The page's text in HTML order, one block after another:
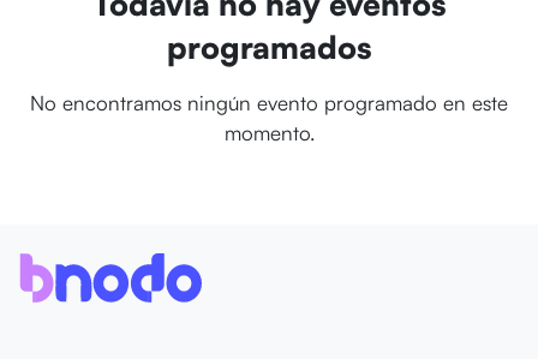
programados
No encontramos ningún evento programado en este
momento.